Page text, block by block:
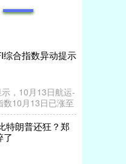
综合指数异动提示
，10月13日航运-
10月13日已涨至
特朗普还狂？郑
了